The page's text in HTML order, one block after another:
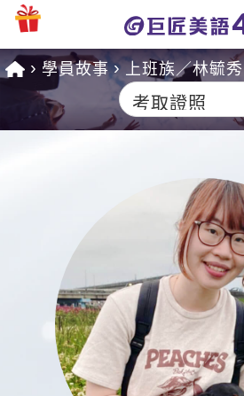
課程總覽
英文會話
商用英文
英文檢定
TOEIC 多益課程
能力養成
免費資源
英文部落格
多益秒學堂
師資團隊
學習分享
學員專區
學員故事 上班族／林毓秀